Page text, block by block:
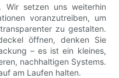
Wir setzen uns weiterhin
voranzutreiben, um
zu gestalten.
öffnen, denken Sie
– es ist ein kleines,
nachhaltigen Systems.
am Laufen halten.